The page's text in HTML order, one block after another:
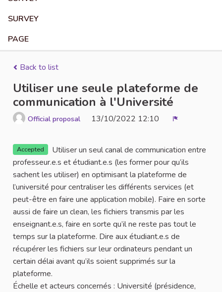
SURVEY
PAGE
Back to list
Utiliser une seule plateforme de
communication à l'Université
Official proposal 13/10/2022 12:10
Accepted
Utiliser un seul canal de communication entre
professeur.e.s et étudiant.e.s (les former pour qu’ils
sachent les utiliser) en optimisant la plateforme de
l’université pour centraliser les différents services (et
peut-être en faire une application mobile). Faire en sorte
aussi de faire un clean, les fichiers transmis par les
enseignant.e.s, faire en sorte qu’il ne reste pas tout le
temps sur la plateforme. Dire aux étudiant.e.s de
récupérer les fichiers sur leur ordinateurs pendant un
certain délai avant qu’ils soient supprimés sur la
plateforme.
Échelle et acteurs concernés : Université (présidence,